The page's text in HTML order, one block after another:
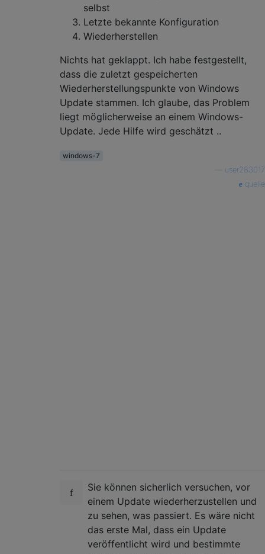
selbst
Letzte bekannte Konfiguration
Wiederherstellen
Nichts hat geklappt. Ich habe festgestellt,
dass die zuletzt gespeicherten
Wiederherstellungspunkte von Windows
Update stammen. Ich glaube, das Problem
liegt möglicherweise an einem Windows-
Update. Jede Hilfe wird geschätzt ..
windows-7
user283017
quelle
Sie können sicherlich versuchen, vor
einem Update wiederherzustellen und
zu sehen, was passiert. Es wäre nicht
das erste Mal, dass ein Update
veröffentlicht wird und bestimmte